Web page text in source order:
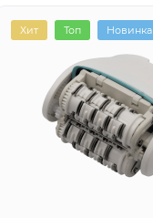
Хит Топ Новинка